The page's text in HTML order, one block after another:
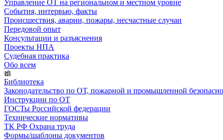
Управление ОТ на региональном и местном уровне
События, интервью, факты
Происшествия, аварии, пожары, несчастные случаи
Передовой опыт
Консультации и разъяснения
Проекты НПА
Судебная практика
Обо всем
Библиотека
Законодательство по ОТ, пожарной и промышленной
Инструкции по ОТ
ГОСТы Российской федерации
Технические нормативы
ТК РФ Охрана труда
Формы/шаблоны документов